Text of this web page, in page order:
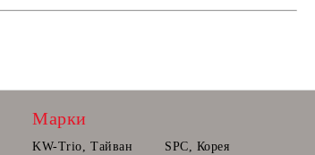
Постоянна количка.
Марки
KW-Trio, Тайван SPC, Корея